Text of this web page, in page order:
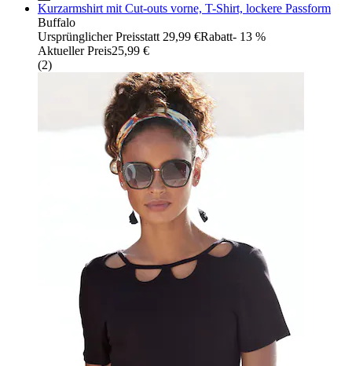
Kurzarmshirt mit Cut-outs vorne, T-Shirt, lockere Passform
Buffalo
Ursprünglicher Preisstatt 29,99 €Rabatt- 13 %
Aktueller Preis25,99 €
(2)